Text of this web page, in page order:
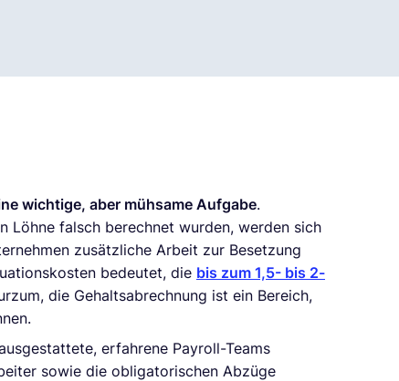
wichtige, aber mühsame Aufgabe.
falsch berechnet wurden, werden sich
zusätzliche Arbeit zur Besetzung
bedeutet, die bis zum 1,5- bis 2-
die Gehaltsabrechnung ist ein Bereich,
erfahrene Payroll-Teams
sowie die obligatorischen Abzüge